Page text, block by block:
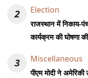
2 Election
राजस्थान में निकाय-
कार्यक्रम की घोषणा
3 Miscellaneous
पीएम मोदी ने